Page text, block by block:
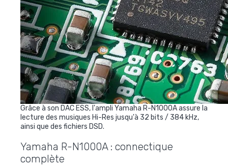
Grâce à son DAC ESS, l'ampli Yamaha R-N1000A assure la
lecture des musiques Hi-Res jusqu'à 32 bits / 384 kHz,
ainsi que des fichiers DSD.
Yamaha R-N1000A : connectique
complète